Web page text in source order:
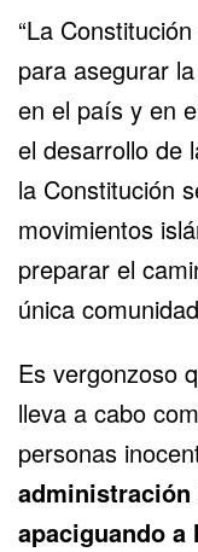
“La
para asegurar
en el país y en
el desarrollo de
la Constitución
movimientos
preparar el
única
Es vergonzoso
lleva a cabo
personas
administración
apaciguando